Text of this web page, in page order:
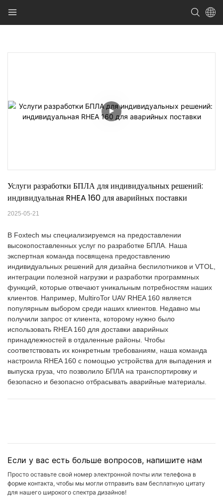
Услуги разработки БПЛА для индивидуальных решений:
индивидуальная RHEA 160 для аварийных поставки
2025-05-21
В Foxtech мы специализируемся на предоставлении
высокопоставленных услуг по разработке БПЛА. Наша
экспертная команда посвящена предоставлению
индивидуальных решений для дизайна беспилотников и VTOL,
интеграции полезной нагрузки и разработки программных
функций, которые отвечают уникальным потребностям наших
клиентов. Например, MultiroTor UAV RHEA 160 является
популярным выбором среди наших клиентов. Недавно мы
получили запрос от клиента, которому нужно было
использовать RHEA 160 для доставки аварийных
принадлежностей в отдаленные районы. Чтобы
соответствовать их конкретным требованиям, наша команда
настроила RHEA 160 с помощью устройства для выпадения и
выпуска груза, что позволило БПЛА на транспортировку и
безопасно и безопасно отбрасывать аварийные материалы.
Если у вас есть больше вопросов, напишите нам
Просто оставьте свой номер электронной почты или телефона в
форме контакта, чтобы мы могли отправить вам бесплатную цитату
для нашего широкого спектра дизайнов!